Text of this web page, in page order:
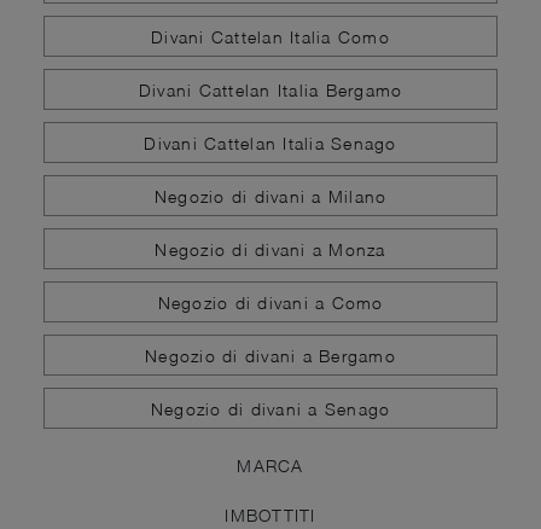
Divani Cattelan Italia Como
Divani Cattelan Italia Bergamo
Divani Cattelan Italia Senago
Negozio di divani a Milano
Negozio di divani a Monza
Negozio di divani a Como
Negozio di divani a Bergamo
Negozio di divani a Senago
MARCA
IMBOTTITI